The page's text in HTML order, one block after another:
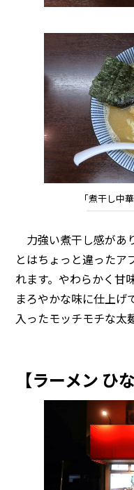
「煮干し中
力強い煮干し感があ
とはちょっと違ったア
れます。やわらかく甘
まろやかな味に仕上げ
入ったモッチモチな太
【ラーメン ひ